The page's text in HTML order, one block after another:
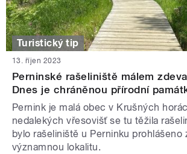
Turistický tip
13. říjen 2023
Perninské rašeliniště málem
Dnes je chráněnou přírodní
Pernink je malá obec v Krušných
nedalekých vřesovišť se tu těžila
bylo rašeliniště u Perninku prohlášeno
významnou lokalitu.